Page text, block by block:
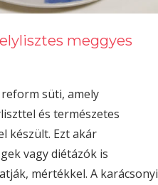
meggyes
süti, amely
és természetes
készült. Ezt akár
vagy diétázók is
mértékkel. A karácsonyi